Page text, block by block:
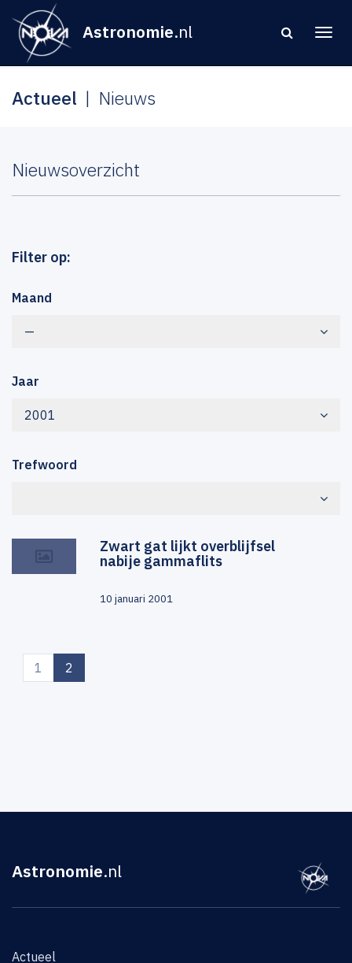
Astronomie.nl
Actueel Nieuws
Nieuwsoverzicht
Filter op:
Maand
—
Jaar
2001
Trefwoord
Zwart gat lijkt overblijfsel
nabije gammaflits
10 januari 2001
1 2
Astronomie.nl
Actueel